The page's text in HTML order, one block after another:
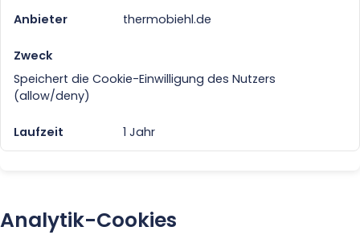
thermobiehl.de
Speichert die Cookie-Einwilligung des Nutzers
(allow/deny)
1 Jahr
Analytik-Cookies